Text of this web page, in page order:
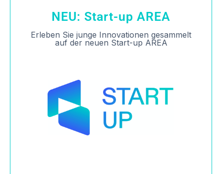
NEU: Start-up AREA
Erleben Sie junge Innovationen gesammelt
auf der neuen Start-up AREA